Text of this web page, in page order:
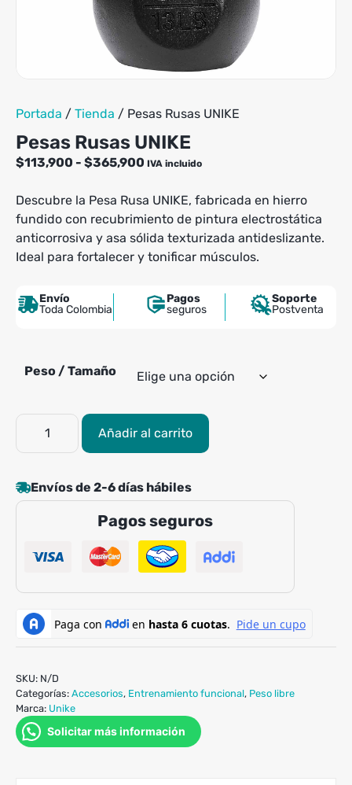
Portada / Tienda / Pesas Rusas UNIKE
Pesas Rusas UNIKE
$113,900 - $365,900 Rango
precios:
desde
$113,900
hasta
IVA incluido
Descubre la Pesa Rusa UNIKE, fabricada en hierro
fundido con recubrimiento de pintura electrostática
anticorrosiva y asa sólida texturizada antideslizante.
Ideal para fortalecer y tonificar músculos.
Envío
Toda Colombia
Pagos
seguros
Soporte
Postventa
Peso / Tamaño
Pesas
Rusas
cantidad
Añadir al carrito
Envíos de 2-6 días hábiles
Pagos seguros
SKU: N/D
Categorías: Accesorios, Entrenamiento funcional, Peso libre
Marca: Unike
Solicitar más información